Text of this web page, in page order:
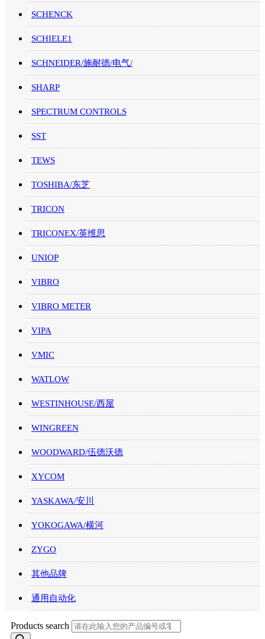
SCHENCK
SCHIELE1
SCHNEIDER/施耐德/电气/
SHARP
SPECTRUM CONTROLS
SST
TEWS
TOSHIBA/东芝
TRICON
TRICONEX/英维思
UNIOP
VIBRO
VIBRO METER
VIPA
VMIC
WATLOW
WESTINHOUSE/西屋
WINGREEN
WOODWARD/伍德沃德
XYCOM
YASKAWA/安川
YOKOGAWA/横河
ZYGO
其他品牌
通用自动化
Products search